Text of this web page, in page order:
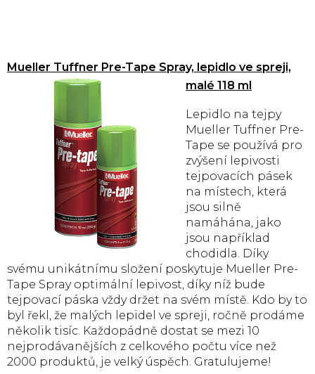
Mueller Tuffner Pre-Tape Spray, lepidlo ve spreji,
malé 118 ml
Lepidlo na tejpy
Mueller Tuffner Pre-
Tape se používá pro
zvýšení lepivosti
tejpovacích pásek
na místech, která
jsou silně
namáhána, jako
jsou například
chodidla. Díky
svému unikátnímu složení poskytuje Mueller Pre-
Tape Spray optimální lepivost, díky níž bude
tejpovací páska vždy držet na svém místě. Kdo by to
byl řekl, že malých lepidel ve spreji, ročně prodáme
několik tisíc. Každopádně dostat se mezi 10
nejprodávanějších z celkového počtu více než
2000 produktů, je velký úspěch. Gratulujeme!